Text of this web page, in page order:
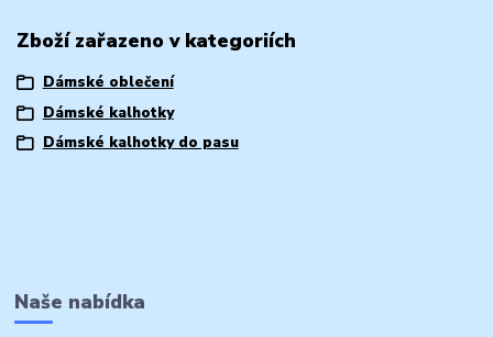
Zboží zařazeno v kategoriích
Dámské oblečení
Dámské kalhotky
Dámské kalhotky do pasu
Naše nabídka